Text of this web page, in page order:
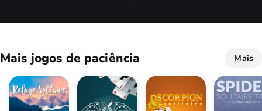
Mais jogos de paciência Mais